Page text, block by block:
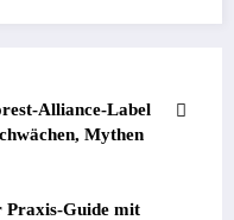
Alliance-Label
Mythen
Praxis-Guide mit